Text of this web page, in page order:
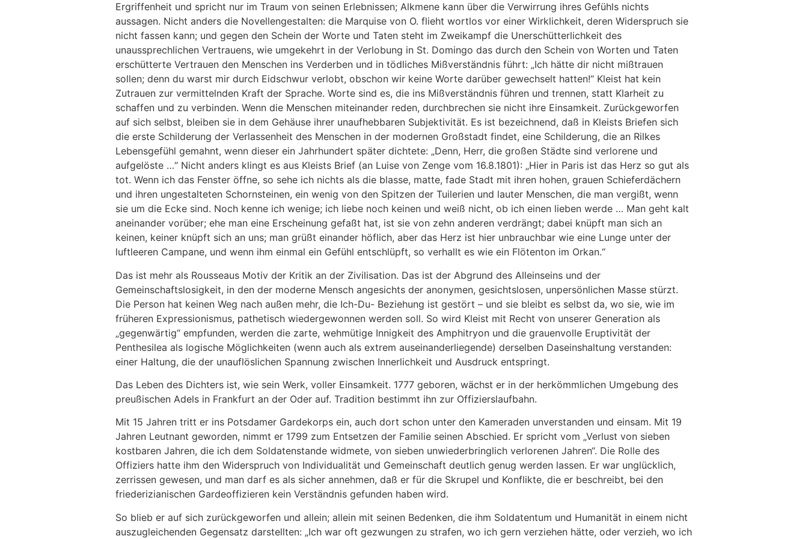
Ergriffenheit und spricht nur im Traum von seinen Erlebnissen; Alkmene kann über die Verwirrung ihres Gefühls nichts
aussagen. Nicht anders die Novellengestalten: die Marquise von O. flieht wortlos vor einer Wirklichkeit, deren Widerspruch sie
nicht fassen kann; und gegen den Schein der Worte und Taten steht im Zweikampf die Unerschütterlichkeit des
unaussprechlichen Vertrauens, wie umgekehrt in der Verlobung in St. Domingo das durch den Schein von Worten und Taten
erschütterte Vertrauen den Menschen ins Verderben und in tödliches Mißverständnis führt: „Ich hätte dir nicht mißtrauen
sollen; denn du warst mir durch Eidschwur verlobt, obschon wir keine Worte darüber gewechselt hatten!“ Kleist hat kein
Zutrauen zur vermittelnden Kraft der Sprache. Worte sind es, die ins Mißverständnis führen und trennen, statt Klarheit zu
schaffen und zu verbinden. Wenn die Menschen miteinander reden, durchbrechen sie nicht ihre Einsamkeit. Zurückgeworfen
auf sich selbst, bleiben sie in dem Gehäuse ihrer unaufhebbaren Subjektivität. Es ist bezeichnend, daß in Kleists Briefen sich
die erste Schilderung der Verlassenheit des Menschen in der modernen Großstadt findet, eine Schilderung, die an Rilkes
Lebensgefühl gemahnt, wenn dieser ein Jahrhundert später dichtete: „Denn, Herr, die großen Städte sind verlorene und
aufgelöste …“ Nicht anders klingt es aus Kleists Brief (an Luise von Zenge vom 16.8.1801): „Hier in Paris ist das Herz so gut als
tot. Wenn ich das Fenster öffne, so sehe ich nichts als die blasse, matte, fade Stadt mit ihren hohen, grauen Schieferdächern
und ihren ungestalteten Schornsteinen, ein wenig von den Spitzen der Tuilerien und lauter Menschen, die man vergißt, wenn
sie um die Ecke sind. Noch kenne ich wenige; ich liebe noch keinen und weiß nicht, ob ich einen lieben werde … Man geht kalt
aneinander vorüber; ehe man eine Erscheinung gefaßt hat, ist sie von zehn anderen verdrängt; dabei knüpft man sich an
keinen, keiner knüpft sich an uns; man grüßt einander höflich, aber das Herz ist hier unbrauchbar wie eine Lunge unter der
luftleeren Campane, und wenn ihm einmal ein Gefühl entschlüpft, so verhallt es wie ein Flötenton im Orkan.“
Das ist mehr als Rousseaus Motiv der Kritik an der Zivilisation. Das ist der Abgrund des Alleinseins und der
Gemeinschaftslosigkeit, in den der moderne Mensch angesichts der anonymen, gesichtslosen, unpersönlichen Masse stürzt.
Die Person hat keinen Weg nach außen mehr, die Ich-Du- Beziehung ist gestört – und sie bleibt es selbst da, wo sie, wie im
früheren Expressionismus, pathetisch wiedergewonnen werden soll. So wird Kleist mit Recht von unserer Generation als
„gegenwärtig“ empfunden, werden die zarte, wehmütige Innigkeit des Amphitryon und die grauenvolle Eruptivität der
Penthesilea als logische Möglichkeiten (wenn auch als extrem auseinanderliegende) derselben Daseinshaltung verstanden:
einer Haltung, die der unauflöslichen Spannung zwischen Innerlichkeit und Ausdruck entspringt.
Das Leben des Dichters ist, wie sein Werk, voller Einsamkeit. 1777 geboren, wächst er in der herkömmlichen Umgebung des
preußischen Adels in Frankfurt an der Oder auf. Tradition bestimmt ihn zur Offizierslaufbahn.
Mit 15 Jahren tritt er ins Potsdamer Gardekorps ein, auch dort schon unter den Kameraden unverstanden und einsam. Mit 19
Jahren Leutnant geworden, nimmt er 1799 zum Entsetzen der Familie seinen Abschied. Er spricht vom „Verlust von sieben
kostbaren Jahren, die ich dem Soldatenstande widmete, von sieben unwiederbringlich verlorenen Jahren“. Die Rolle des
Offiziers hatte ihm den Widerspruch von Individualität und Gemeinschaft deutlich genug werden lassen. Er war unglücklich,
zerrissen gewesen, und man darf es als sicher annehmen, daß er für die Skrupel und Konflikte, die er beschreibt, bei den
friederizianischen Gardeoffizieren kein Verständnis gefunden haben wird.
So blieb er auf sich zurückgeworfen und allein; allein mit seinen Bedenken, die ihm Soldatentum und Humanität in einem nicht
auszugleichenden Gegensatz darstellten: „Ich war oft gezwungen zu strafen, wo ich gern verziehen hätte, oder verzieh, wo ich